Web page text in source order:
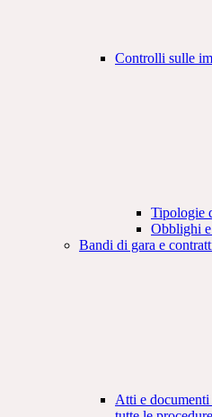
Controlli sulle
Tipologie
Obblighi
Bandi di gara e
Atti e documenti